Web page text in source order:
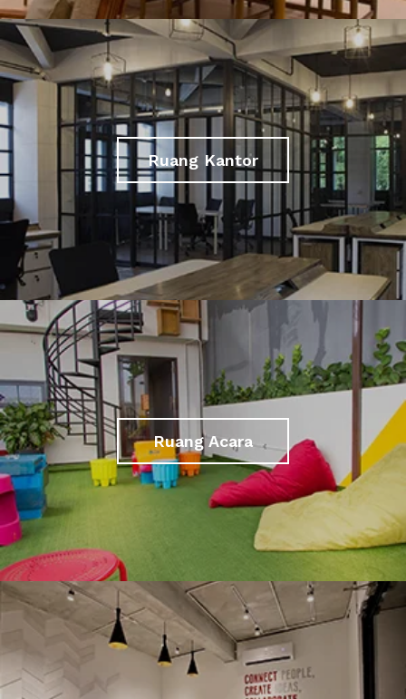
Ruang Kantor
Ruang Acara